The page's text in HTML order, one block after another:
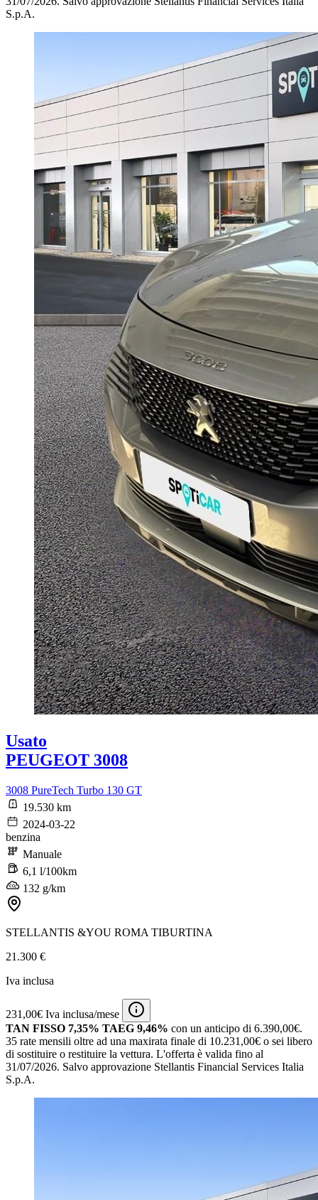
S.p.A.
Usato
PEUGEOT 3008
3008 PureTech Turbo 130 GT
19.530 km
2024-03-22
benzina
Manuale
6,1 l/100km
132 g/km
STELLANTIS &YOU ROMA TIBURTINA
21.300 €
Iva inclusa
231,00€ Iva inclusa/mese
TAN FISSO 7,35% TAEG 9,46% con un anticipo di 6.390,00€.
35 rate mensili oltre ad una maxirata finale di 10.231,00€ o sei libero
di sostituire o restituire la vettura. L'offerta è valida fino al
31/07/2026. Salvo approvazione Stellantis Financial Services Italia
S.p.A.